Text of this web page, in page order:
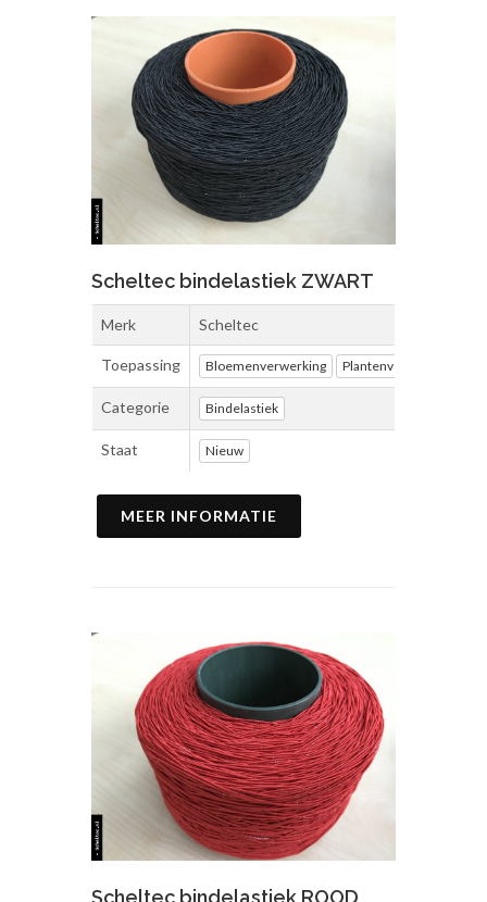
Scheltec bindelastiek ZWART
Merk Scheltec
Toepassing Bloemenverwerking Plantenverwerking
Categorie Bindelastiek
Staat Nieuw
MEER INFORMATIE
Scheltec bindelastiek ROOD